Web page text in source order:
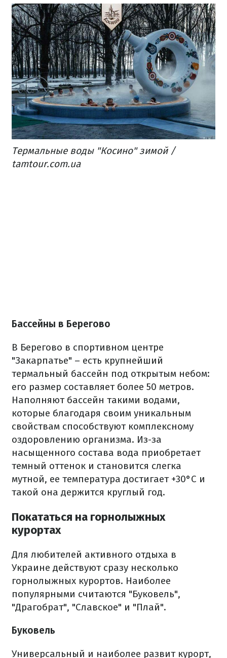
Термальные воды "Косино" зимой /
tamtour.com.ua
Бассейны в Берегово
В Берегово в спортивном центре
"Закарпатье" – есть крупнейший
термальный бассейн под открытым небом:
его размер составляет более 50 метров.
Наполняют бассейн такими водами,
которые благодаря своим уникальным
свойствам способствуют комплексному
оздоровлению организма. Из-за
насыщенного состава вода приобретает
темный оттенок и становится слегка
мутной, ее температура достигает +30°C и
такой она держится круглый год.
Покататься на горнолыжных
курортах
Для любителей активного отдыха в
Украине действуют сразу несколько
горнолыжных курортов. Наиболее
популярными считаются "Буковель",
"Драгобрат", "Славское" и "Плай".
Буковель
Универсальный и наиболее развит курорт,